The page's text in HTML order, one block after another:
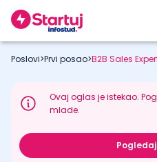
Poslovi>Prvi posao>B2B Sales
Ovaj oglas je istekao.
mlade.